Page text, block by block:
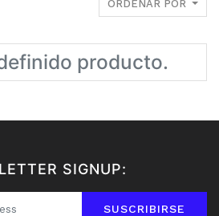
ORDENAR POR
producto.
SIGNUP:
SUSCRIBIRSE